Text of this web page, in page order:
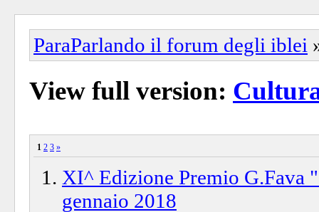
ParaParlando il forum degli iblei
View full version:
1 2 3 »
XI^ Edizione Premio G.Fava
gennaio 2018